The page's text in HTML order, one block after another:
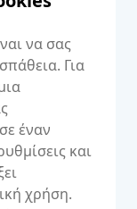
να σας
Για
έναν
και
χρήση.